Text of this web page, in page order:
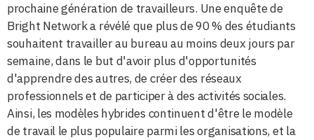
prochaine génération de travailleurs. Une enquête de
Bright Network a révélé que plus de 90 % des étudiants
souhaitent travailler au bureau au moins deux jours par
semaine, dans le but d'avoir plus d'opportunités
d'apprendre des autres, de créer des réseaux
professionnels et de participer à des activités sociales.
Ainsi, les modèles hybrides continuent d'être le modèle
de travail le plus populaire parmi les organisations, et la